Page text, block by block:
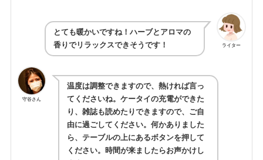
ライター
とても暖かいですね！ハーブとアロマの
香りでリラックスできそうです！
守谷さん
温度は調整できますので、熱ければ言っ
てくださいね。ケータイの充電ができた
り、雑誌も読めたりできますので、ご自
由に過ごしてください。何かありました
ら、テーブルの上にあるボタンを押して
ください。時間が来ましたらお声かけし